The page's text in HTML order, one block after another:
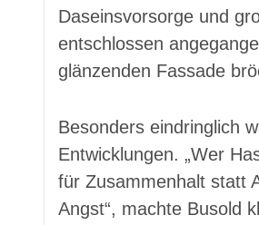
Daseinsvorsorge und
entschlossen
glänzenden Fassade
Besonders eindringlich
Entwicklungen. „Wer
für Zusammenhalt statt
Angst“, machte Busold